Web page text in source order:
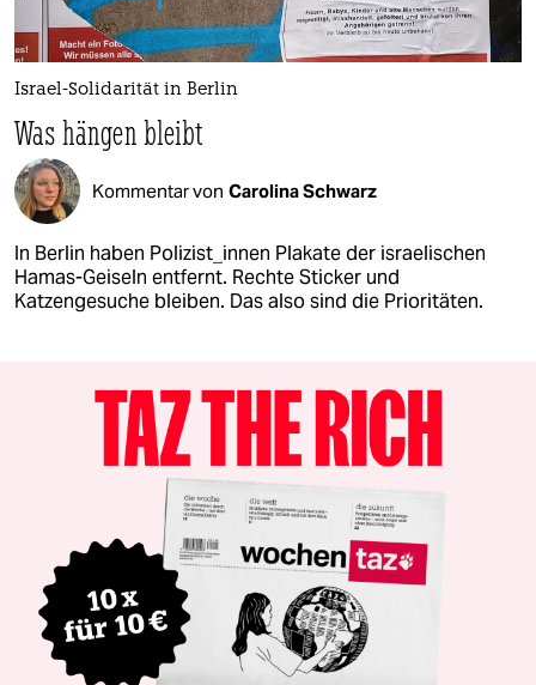
Israel-Solidarität in Berlin
Was hängen bleibt
Kommentar von Carolina Schwarz
In Berlin haben Polizist_innen Plakate der israelischen
Hamas-Geiseln entfernt. Rechte Sticker und
Katzengesuche bleiben. Das also sind die Prioritäten.